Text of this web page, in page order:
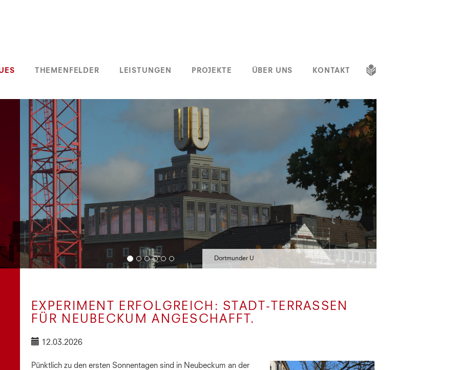
THEMENFELDER LEISTUNGEN PROJEKTE ÜBER UNS KONTAKT
Dortmunder U
EXPERIMENT ERFOLGREICH: STADT-TERRASSEN
FÜR NEUBECKUM ANGESCHAFFT.
12.03.2026
Pünktlich zu den ersten Sonnentagen sind in Neubeckum an der